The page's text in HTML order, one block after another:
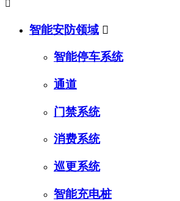

智能安防领域 
智能停车系统
通道
门禁系统
消费系统
巡更系统
智能充电桩